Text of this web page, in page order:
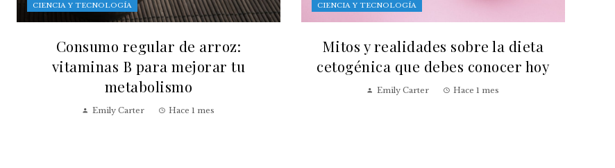
CIENCIA Y TECNOLOGÍA
Consumo regular de arroz:
vitaminas B para mejorar tu
metabolismo
Emily Carter Hace 1 mes
CIENCIA Y TECNOLOGÍA
Mitos y realidades sobre la dieta
cetogénica que debes conocer hoy
Emily Carter Hace 1 mes